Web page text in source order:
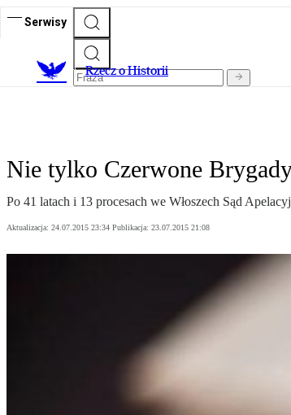
Serwisy
Rzecz o Historii
Nie tylko Czerwone
Po 41 latach i 13 procesach we Włoszech Sąd
Aktualizacja: 24.07.2015 23:34 Publikacja: 23.07.2015 21:08